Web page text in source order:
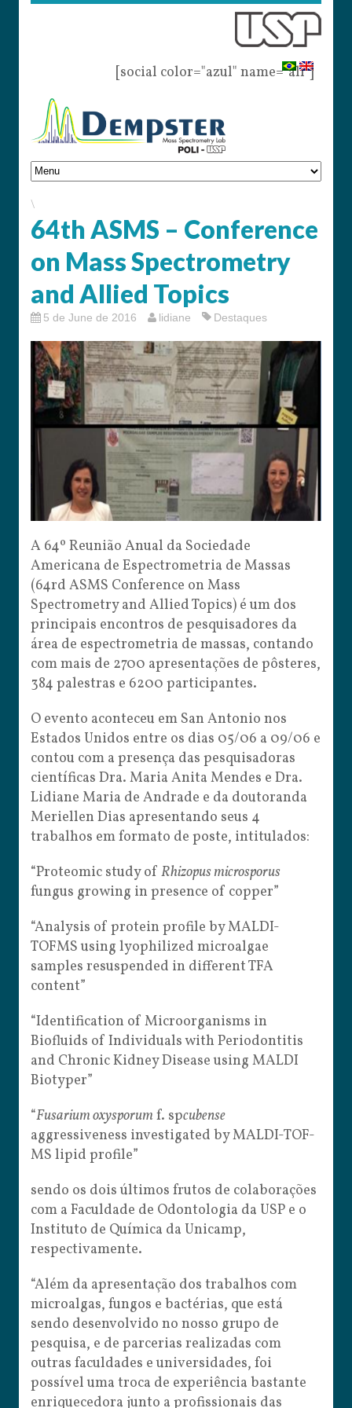
[social color="azul" name="all"]
\
64th ASMS – Conference
on Mass Spectrometry
and Allied Topics
5 de June de 2016 lidiane Destaques
A 64º Reunião Anual da Sociedade
Americana de Espectrometria de Massas
(64rd ASMS Conference on Mass
Spectrometry and Allied Topics) é um dos
principais encontros de pesquisadores da
área de espectrometria de massas, contando
com mais de 2700 apresentações de pôsteres,
384 palestras e 6200 participantes.
O evento aconteceu em San Antonio nos
Estados Unidos entre os dias 05/06 a 09/06 e
contou com a presença das pesquisadoras
científicas Dra. Maria Anita Mendes e Dra.
Lidiane Maria de Andrade e da doutoranda
Meriellen Dias apresentando seus 4
trabalhos em formato de poste, intitulados:
“Proteomic study of Rhizopus microsporus
fungus growing in presence of copper”
“Analysis of protein profile by MALDI-
TOFMS using lyophilized microalgae
samples resuspended in different TFA
content”
“Identification of Microorganisms in
Biofluids of Individuals with Periodontitis
and Chronic Kidney Disease using MALDI
Biotyper”
“Fusarium oxysporum f. spcubense
aggressiveness investigated by MALDI-TOF-
MS lipid profile”
sendo os dois últimos frutos de colaborações
com a Faculdade de Odontologia da USP e o
Instituto de Química da Unicamp,
respectivamente.
“Além da apresentação dos trabalhos com
microalgas, fungos e bactérias, que está
sendo desenvolvido no nosso grupo de
pesquisa, e de parcerias realizadas com
outras faculdades e universidades, foi
possível uma troca de experiência bastante
enriquecedora junto a profissionais das